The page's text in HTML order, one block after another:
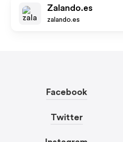
Zalando.es
zalando.es
Facebook
Twitter